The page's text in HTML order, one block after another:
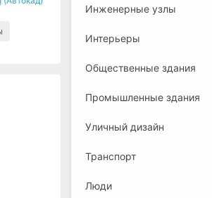
Инженерные узлы
Интерьеры
Общественные здания
Промышленные здания
Уличный дизайн
Транспорт
Люди